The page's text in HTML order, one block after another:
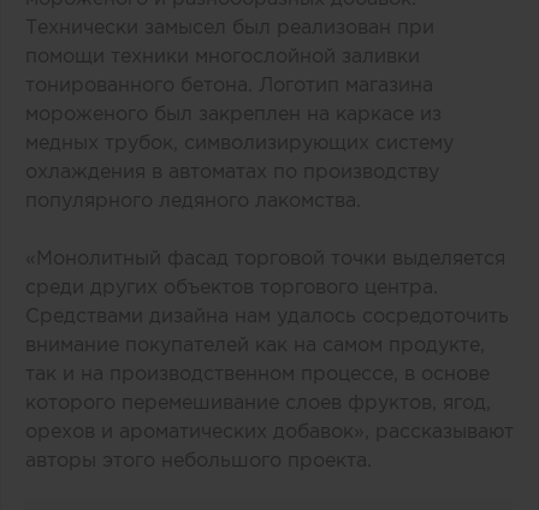
Технически замысел был реализован при
помощи техники многослойной заливки
тонированного бетона. Логотип магазина
мороженого был закреплен на каркасе из
медных трубок, символизирующих систему
охлаждения в автоматах по производству
популярного ледяного лакомства.
«Монолитный фасад торговой точки выделяется
среди других объектов торгового центра.
Средствами дизайна нам удалось сосредоточить
внимание покупателей как на самом продукте,
так и на производственном процессе, в основе
которого перемешивание слоев фруктов, ягод,
орехов и ароматических добавок», рассказывают
авторы этого небольшого проекта.